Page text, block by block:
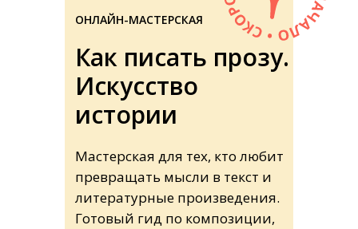
Как писать прозу.
Искусство
истории
Мастерская для тех, кто любит
превращать мысли в текст и
литературные произведения.
Готовый гид по композиции,
ОНЛАЙН-МАСТЕРСКАЯ